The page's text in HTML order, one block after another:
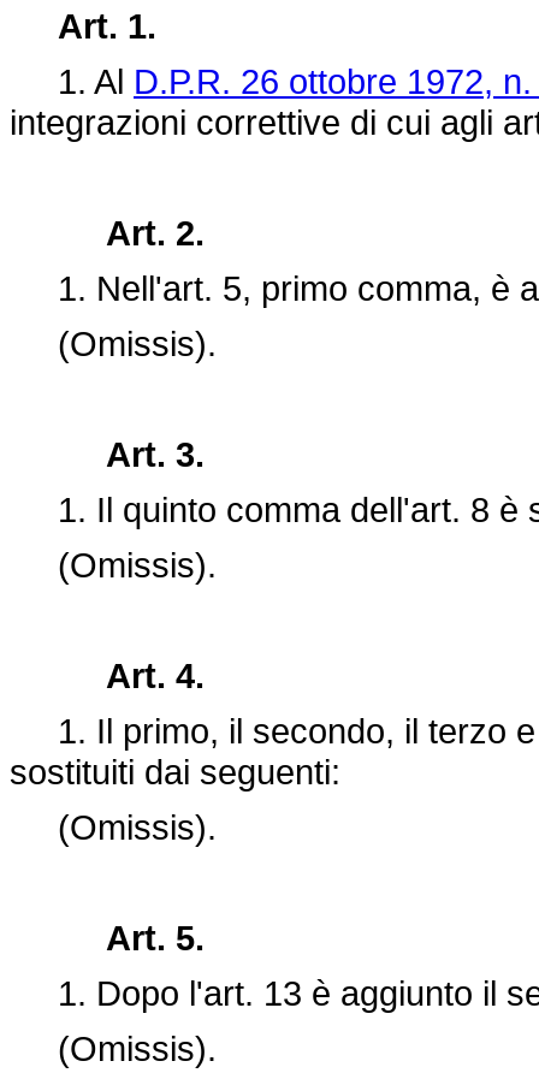
Art. 1.
1. Al D.P.R. 26 ottobre 1972,
integrazioni correttive di cui agli
Art. 2.
1. Nell'art. 5, primo comma, è
(Omissis).
Art. 3.
1. Il quinto comma dell'art. 8 è
(Omissis).
Art. 4.
1. Il primo, il secondo, il terzo
sostituiti dai seguenti:
(Omissis).
Art. 5.
1. Dopo l'art. 13 è aggiunto il
(Omissis).